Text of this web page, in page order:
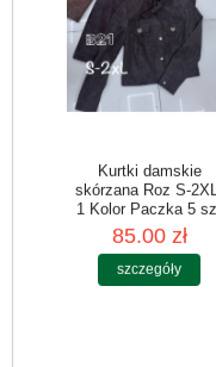
Kurtki damskie
skórzana Roz S-2XL,